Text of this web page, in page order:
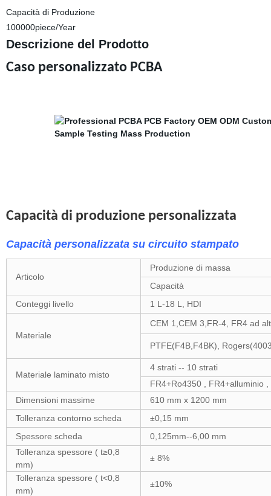
Capacità di Produzione
100000piece/Year
Descrizione del Prodotto
Caso personalizzato PCBA
Capacità di produzione personalizzata
Capacità personalizzata su circuito stampato
Articolo
Produzione di massa
Capacità
Conteggi livello
1 L-18 L, HDI
Materiale
CEM 1,CEM 3,FR-4, FR4 ad
PTFE(F4B,F4BK),
Materiale laminato misto
4 strati -- 10 strati
FR4+Ro4350 , FR4+alluminio
Dimensioni massime
610 mm x 1200 mm
Tolleranza contorno scheda
±0,15 mm
Spessore scheda
0,125mm--6,00 mm
Tolleranza spessore ( t≥0,8
mm)
± 8%
Tolleranza spessore ( t<0,8
mm)
±10%